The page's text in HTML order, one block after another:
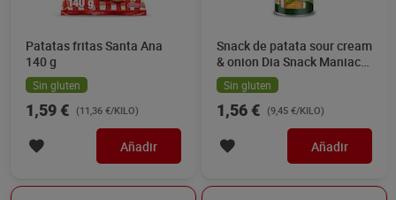
Patatas fritas Santa Ana
140 g
Sin gluten
1,59 € (11,36 €/KILO)
Añadir
Snack de patata sour cream
& onion Dia Snack Maniac
165 g
Sin gluten
1,56 € (9,45 €/KILO)
Añadir